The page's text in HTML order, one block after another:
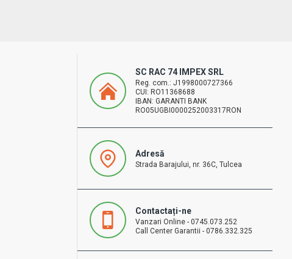
SC RAC 74 IMPEX SRL
Reg. com.: J1998000727366
CUI: RO11368688
IBAN: GARANTI BANK
RO05UGBI0000252003317RON
Adresă
Strada Barajului, nr. 36C, Tulcea
Contactați-ne
Vanzari Online - 0745.073.252
Call Center Garantii - 0786.332.325